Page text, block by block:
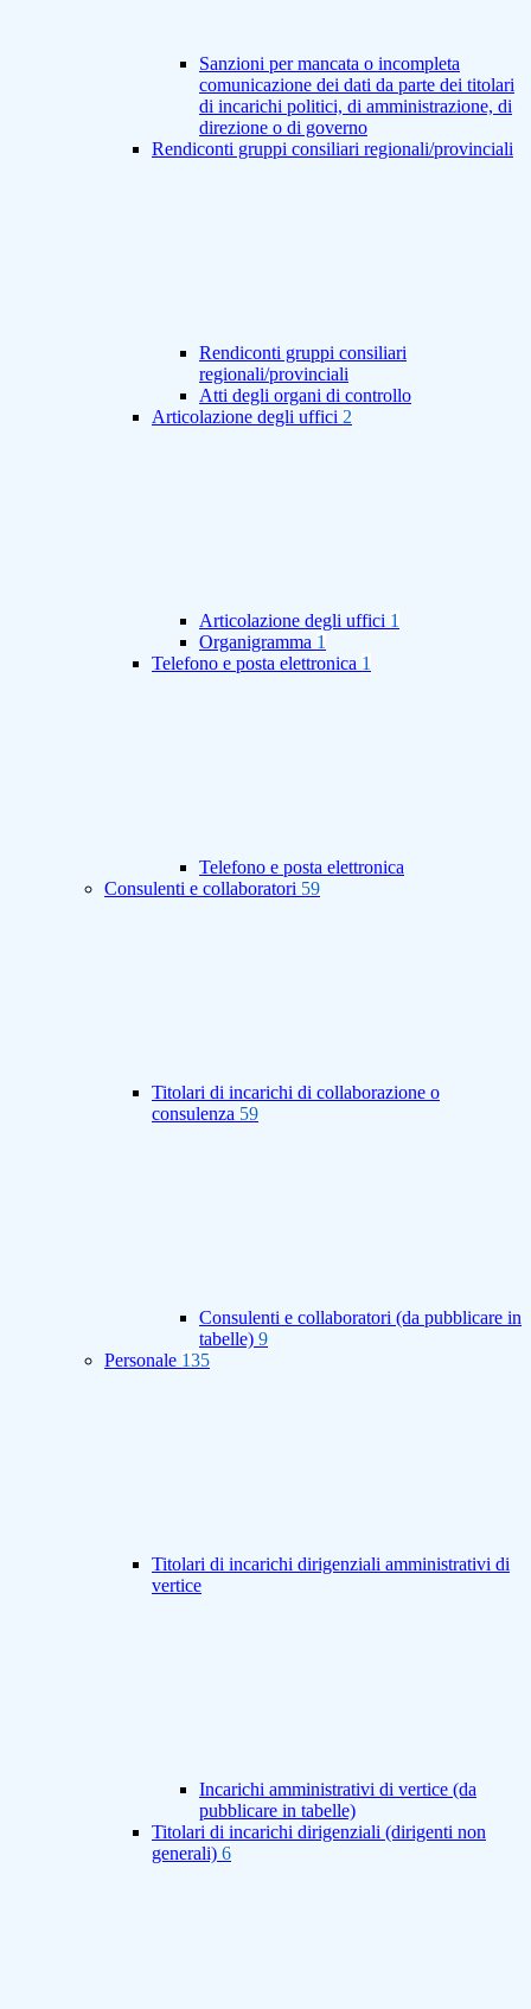
Sanzioni per mancata o incompleta
comunicazione dei dati da parte dei titolari
di incarichi politici, di amministrazione, di
direzione o di governo
Rendiconti gruppi consiliari regionali/provinciali
Rendiconti gruppi consiliari
regionali/provinciali
Atti degli organi di controllo
Articolazione degli uffici 2
Articolazione degli uffici 1
Organigramma 1
Telefono e posta elettronica 1
Telefono e posta elettronica
Consulenti e collaboratori 59
Titolari di incarichi di collaborazione o
consulenza 59
Consulenti e collaboratori (da pubblicare in
tabelle) 9
Personale 135
Titolari di incarichi dirigenziali amministrativi di
vertice
Incarichi amministrativi di vertice (da
pubblicare in tabelle)
Titolari di incarichi dirigenziali (dirigenti non
generali) 6